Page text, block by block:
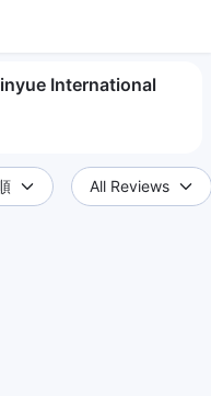
International
All Reviews